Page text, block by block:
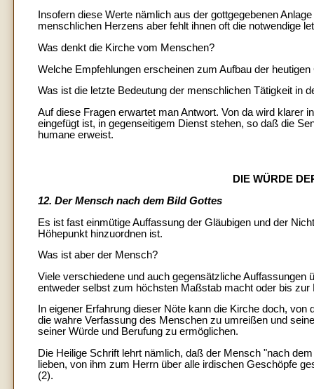
Insofern diese Werte nämlich aus der gottgegebenen
menschlichen Herzens aber fehlt ihnen oft die notwendige
Was denkt die Kirche vom Menschen?
Welche Empfehlungen erscheinen zum Aufbau der
Was ist die letzte Bedeutung der menschlichen Tätigkeit in
Auf diese Fragen erwartet man Antwort. Von da wird klarer
eingefügt ist, in gegenseitigem Dienst stehen, so daß die
humane erweist.
DIE WÜRDE
12. Der Mensch nach dem Bild Gottes
Es ist fast einmütige Auffassung der Gläubigen und der
Höhepunkt hinzuordnen ist.
Was ist aber der Mensch?
Viele verschiedene und auch gegensätzliche
entweder selbst zum höchsten Maßstab macht oder bis
In eigener Erfahrung dieser Nöte kann die Kirche doch,
die wahre Verfassung des Menschen zu umreißen und
seiner Würde und Berufung zu ermöglichen.
Die Heilige Schrift lehrt nämlich, daß der Mensch "nach
lieben, von ihm zum Herrn über alle irdischen Geschöpfe
(2).